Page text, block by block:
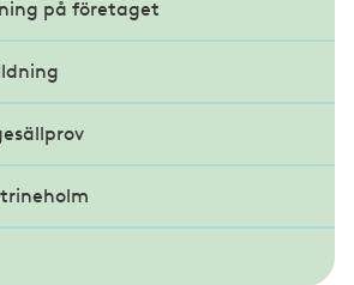
och objekt
av fotokonst
- inriktning konsument
grundkurs
Entreprenadjuridik
på företaget
och handledarinfo
eller mäster